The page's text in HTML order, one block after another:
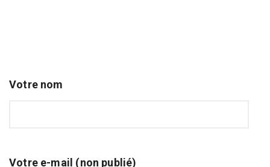
Votre nom
Votre e-mail (non publié)